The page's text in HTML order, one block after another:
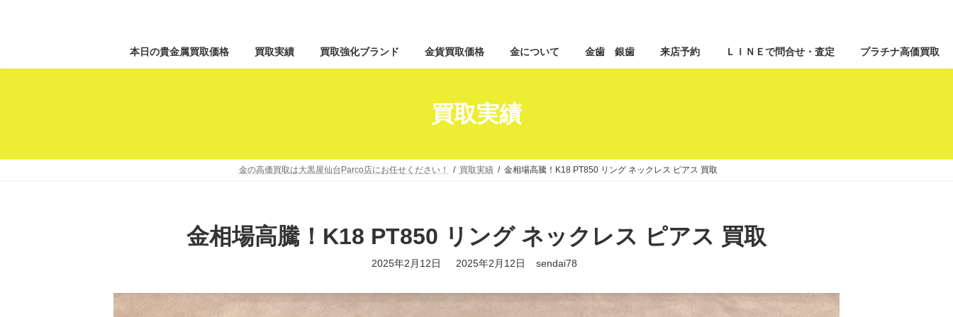
ン
テ
ツ
へ
ッ
プ
ビ
ゲ
シ
ョ
移
動
本日の貴金属買取価格 買取実績 買取強化ブランド 金貨買取価格 金について 金歯 銀歯 来店予約 ＬＩＮＥで問合せ・査定 プラチナ高価買取
買取実績
金の高価買取は大黒屋仙台Parco店にお任せください！ 買取実績 金相場高騰！K18 PT850 リング ネックレス ピアス 買取
金相場高騰！K18 PT850 リング ネックレス ピアス 買取
2025年2月12日
最
2025年2月12日 sendai78